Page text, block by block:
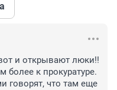
и открывают люки!!
более к прокуратуре.
говорят, что там еще